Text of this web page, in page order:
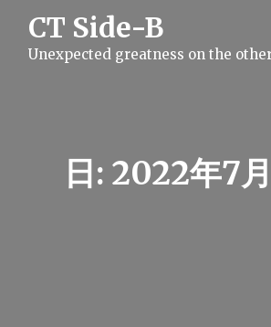
CT Side-B
Unexpected greatness on the
日: 2022年7